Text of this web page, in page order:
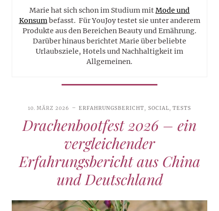
Marie hat sich schon im Studium mitMode und
Konsumbefasst. Für YouJoy testet sie unter anderem
Produkte aus den Bereichen Beauty und Ernährung.
Darüber hinaus berichtet Marie über beliebte
Urlaubsziele, Hotels und Nachhaltigkeit im
Allgemeinen.
10. MÄRZ 2026 ERFAHRUNGSBERICHT, SOCIAL, TESTS
Drachenbootfest 2026 – ein
vergleichender
Erfahrungsbericht aus China
und Deutschland